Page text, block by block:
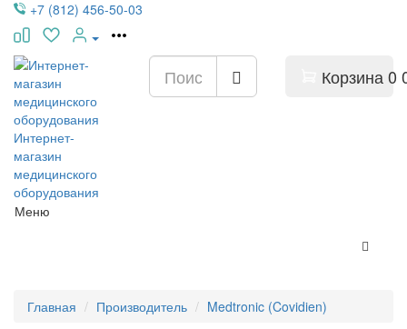
+7 (812) 456-50-03
Интернет-
магазин
медицинского
оборудования
Корзина 0
Меню
Главная Производитель Medtronic (Covidien)